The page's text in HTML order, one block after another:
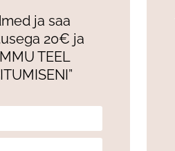
ja saa
20€ ja
TEEL